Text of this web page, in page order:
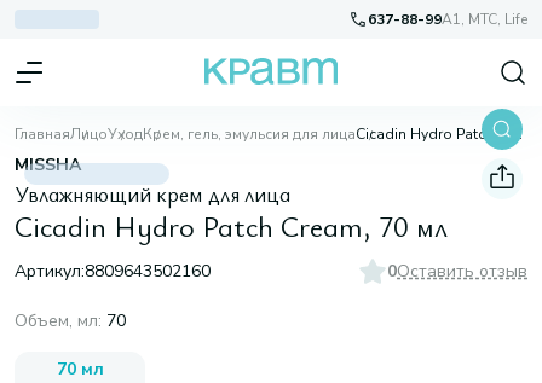
637-88-99A1, МТС, Life
ГлавнаяЛицоУходКрем, гель, эмульсия для лица Cicadin Hydro Patch Cream, 70 мл
MISSHA
Увлажняющий крем для лица
Cicadin Hydro Patch Cream, 70 мл
Артикул:8809643502160 0Оставить отзыв
Объем, мл: 70
70 мл